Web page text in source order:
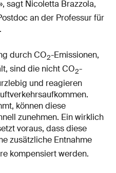
sagt Nicoletta Brazzola,
an der Professur für
durch CO2-Emissionen,
sind die nicht CO2-
und reagieren
können diese
zunehmen. Ein wirklich
voraus, dass diese
zusätzliche Entnahme
kompensiert werden.